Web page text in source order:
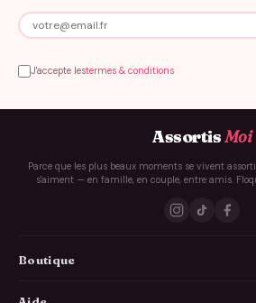
J'accepte lestermes & conditions
AssortisMoi
Parce que les plus beaux moments se vivent
s'aiment — en famille, en couple, entre amis.
Boutique